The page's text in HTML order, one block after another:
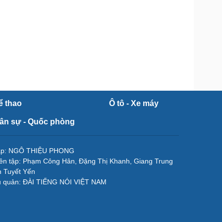
thao Ô tô - Xe máy
sự - Quốc phòng
NGÔ THIỆU PHONG
tập: Phạm Công Hân, Đặng Thị Khanh, Giang Trung
Tuyết Yến
quản: ĐÀI TIẾNG NÓI VIỆT NAM